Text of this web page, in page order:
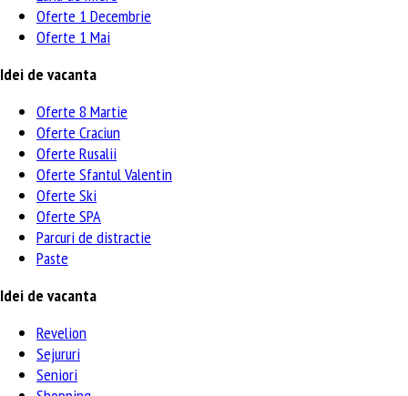
Oferte 1 Decembrie
Oferte 1 Mai
Idei de vacanta
Oferte 8 Martie
Oferte Craciun
Oferte Rusalii
Oferte Sfantul Valentin
Oferte Ski
Oferte SPA
Parcuri de distractie
Paste
Idei de vacanta
Revelion
Sejururi
Seniori